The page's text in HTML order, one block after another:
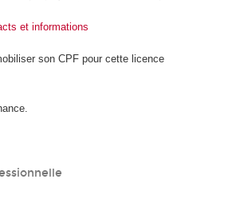
et informations
son CPFpour cette licence
.